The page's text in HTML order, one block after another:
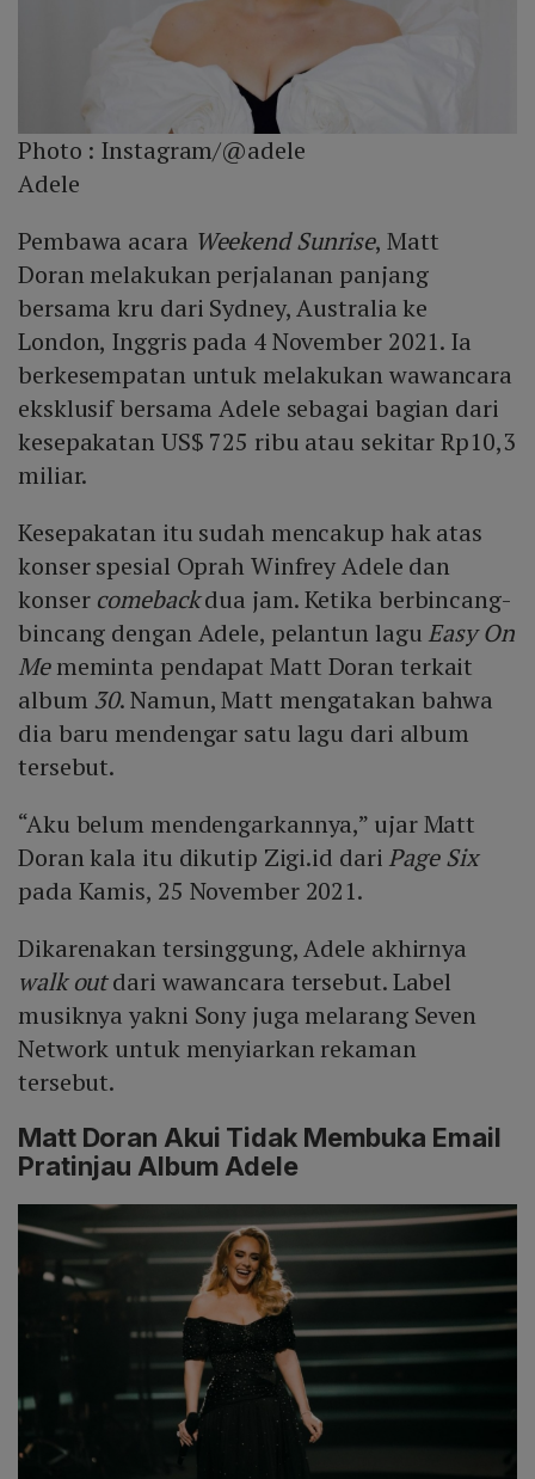
Photo : Instagram/@adele
Adele
Pembawa acara Weekend Sunrise, Matt
Doran melakukan perjalanan panjang
bersama kru dari Sydney, Australia ke
London, Inggris pada 4 November 2021. Ia
berkesempatan untuk melakukan wawancara
eksklusif bersama Adele sebagai bagian dari
kesepakatan US$ 725 ribu atau sekitar Rp10,3
miliar.
Kesepakatan itu sudah mencakup hak atas
konser spesial Oprah Winfrey Adele dan
konser comebackdua jam. Ketika berbincang-
bincang dengan Adele, pelantun lagu Easy On
Mememinta pendapat Matt Doran terkait
album 30. Namun, Matt mengatakan bahwa
dia baru mendengar satu lagu dari album
tersebut.
“Aku belum mendengarkannya,” ujar Matt
Doran kala itu dikutip Zigi.id dari Page Six
pada Kamis, 25 November 2021.
Dikarenakan tersinggung, Adele akhirnya
walk outdari wawancara tersebut. Label
musiknya yakni Sony juga melarang Seven
Network untuk menyiarkan rekaman
tersebut.
Matt Doran Akui Tidak Membuka Email
Pratinjau Album Adele